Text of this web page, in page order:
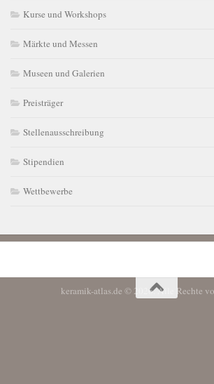
Kurse und Workshops
Märkte und Messen
Museen und Galerien
Preisträger
Stellenausschreibung
Stipendien
Wettbewerbe
keramik-atlas.de © 2026. Alle Rechte